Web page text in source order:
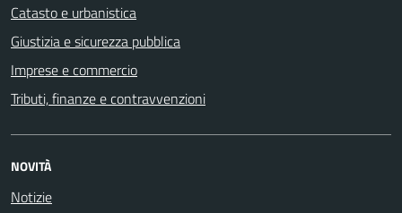
Catasto e urbanistica
Giustizia e sicurezza pubblica
Imprese e commercio
Tributi, finanze e contravvenzioni
NOVITÀ
Notizie